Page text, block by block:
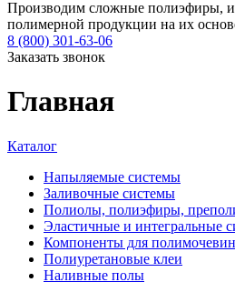
Производим сложные полиэфиры,
полимерной продукции на их
8 (800) 301-63-06
Заказать звонок
Главная
Каталог
Напыляемые системы
Заливочные системы
Полиолы, полиэфиры,
Эластичные и интегральные
Компоненты для
Полиуретановые клеи
Наливные полы